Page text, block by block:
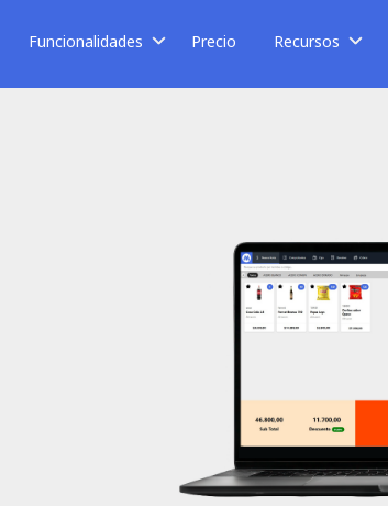
Funcionalidades Precio Recursos